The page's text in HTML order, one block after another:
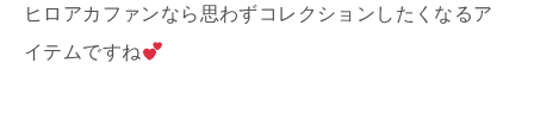
ヒロアカファンなら思わずコレクションしたくなるア
イテムですね